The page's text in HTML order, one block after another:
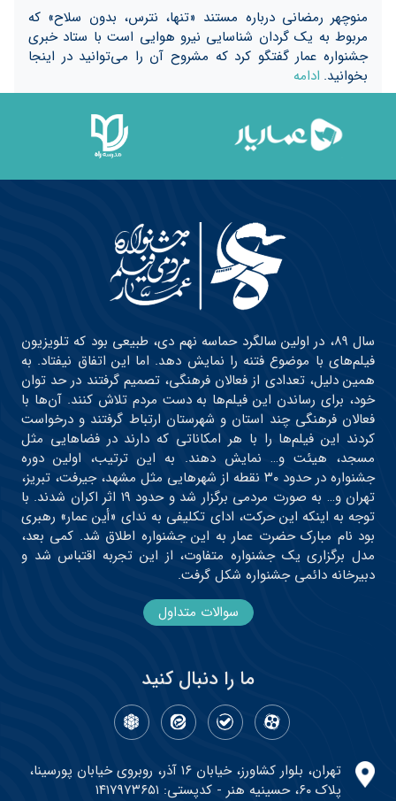
منوچهر رمضانی درباره مستند «تنها، نترس، بدون سلاح» که
مربوط به یک گردان شناسایی نیرو هوایی است با ستاد خبری
جشنواره عمار گفتگو کرد که مشروح آن را می‌توانید در اینجا
بخوانید. ادامه
سال ۸۹، در اولین سالگرد حماسه نهم دی، طبیعی بود که تلویزیون
فیلم‌های با موضوع فتنه را نمایش دهد. اما این اتفاق نیفتاد. به
همین دلیل، تعدادی از فعالان فرهنگی، تصمیم گرفتند در حد توان
خود، برای رساندن این فیلم‌ها به دست مردم تلاش کنند. آن‌ها با
فعالان فرهنگی چند استان و شهرستان ارتباط گرفتند و درخواست
کردند این فیلم‌ها را با هر امکاناتی که دارند در فضاهایی مثل
مسجد، هیئت و… نمایش دهند. به این ترتیب، اولین دوره
جشنواره در حدود ۳۰ نقطه از شهرهایی مثل مشهد، جیرفت، تبریز،
تهران و… به صورت مردمی برگزار شد و حدود ۱۹ اثر اکران شدند. با
توجه به اینکه این حرکت، ادای تکلیفی به ندای «أین عمار» رهبری
بود نام مبارک حضرت عمار به این جشنواره اطلاق شد. کمی بعد،
مدل برگزاری یک جشنواره متفاوت، از این تجربه اقتباس شد و
دبیرخانه دائمی جشنواره شکل گرفت.
سوالات متداول
ما را دنبال کنید
تهران، بلوار کشاورز، خیابان ۱۶ آذر، روبروی خیابان پورسینا،
پلاک ۶۰، حسینیه هنر - کدپستی: ۱۴۱۷۹۷۳۶۵۱